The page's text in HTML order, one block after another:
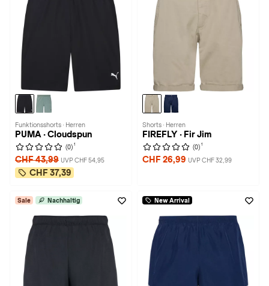
Funktionsshorts · Herren
PUMA · Cloudspun
(0) 1
CHF 43,99 UVP CHF 54,95
CHF 37,39
Shorts · Herren
FIREFLY · Fir Jim
(0) 1
CHF 26,99 UVP CHF 32,99
Sale Nachhaltig New Arrival